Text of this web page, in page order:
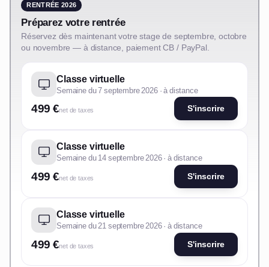
RENTRÉE 2026
Préparez votre rentrée
Réservez dès maintenant votre stage de septembre, octobre
ou novembre — à distance, paiement CB / PayPal.
Classe virtuelle
Semaine du 7 septembre 2026 · à distance
499 €net de taxes S'inscrire
Classe virtuelle
Semaine du 14 septembre 2026 · à distance
499 €net de taxes S'inscrire
Classe virtuelle
Semaine du 21 septembre 2026 · à distance
499 €net de taxes S'inscrire